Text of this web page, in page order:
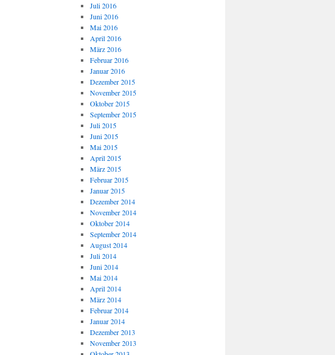
Juli 2016
Juni 2016
Mai 2016
April 2016
März 2016
Februar 2016
Januar 2016
Dezember 2015
November 2015
Oktober 2015
September 2015
Juli 2015
Juni 2015
Mai 2015
April 2015
März 2015
Februar 2015
Januar 2015
Dezember 2014
November 2014
Oktober 2014
September 2014
August 2014
Juli 2014
Juni 2014
Mai 2014
April 2014
März 2014
Februar 2014
Januar 2014
Dezember 2013
November 2013